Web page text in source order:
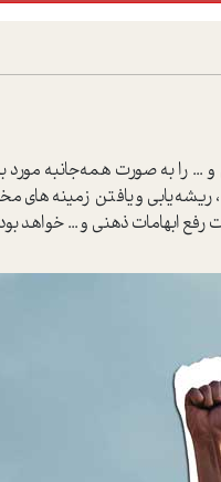
... را به صورت همه‌جانبه
ریشه‌یابی و یافتن
رفع ابهامات ذهنی و ... خواهد